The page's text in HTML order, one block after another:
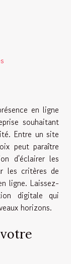
en ligne
souhaitant
Entre un site
peut paraître
d'éclairer les
les critères de
ligne. Laissez-
digitale qui
horizons.